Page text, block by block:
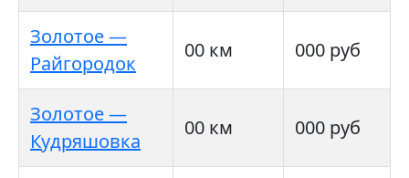
Золотое —
Райгородок
00 км 000 руб
Золотое —
Кудряшовка
00 км 000 руб